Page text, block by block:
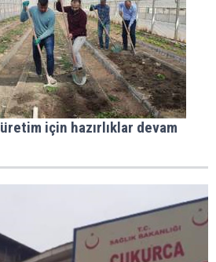
için hazırlıklar devam